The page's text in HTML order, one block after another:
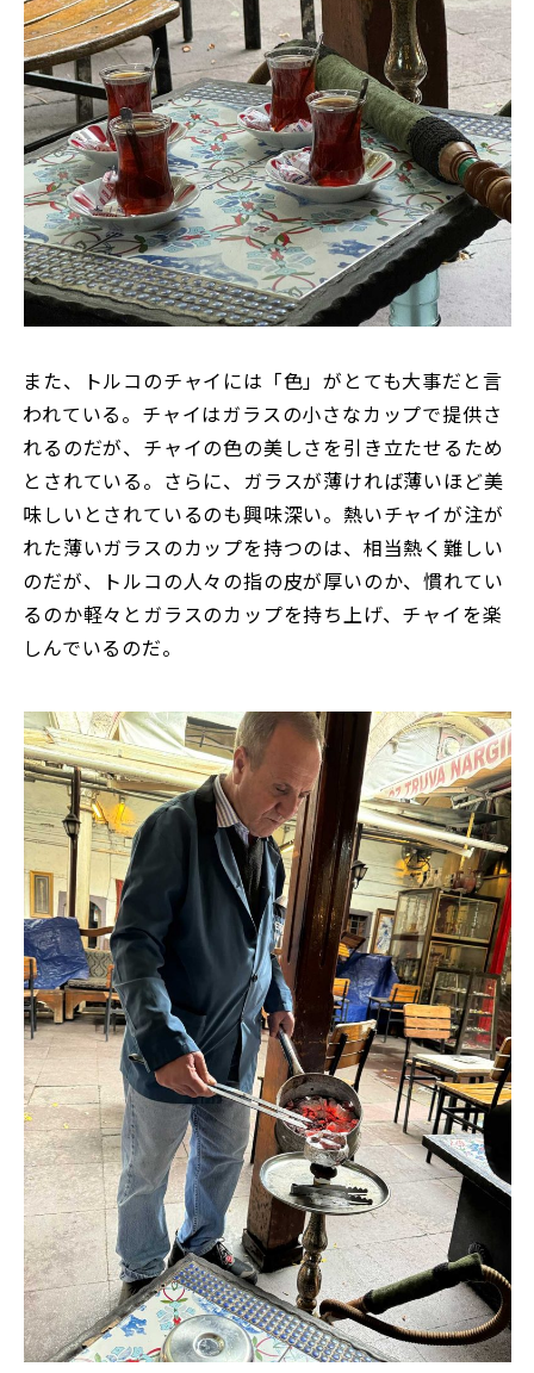
また、トルコのチャイには「色」がとても大事だと言
われている。チャイはガラスの小さなカップで提供さ
れるのだが、チャイの色の美しさを引き立たせるため
とされている。さらに、ガラスが薄ければ薄いほど美
味しいとされているのも興味深い。熱いチャイが注が
れた薄いガラスのカップを持つのは、相当熱く難しい
のだが、トルコの人々の指の皮が厚いのか、慣れてい
るのか軽々とガラスのカップを持ち上げ、チャイを楽
しんでいるのだ。